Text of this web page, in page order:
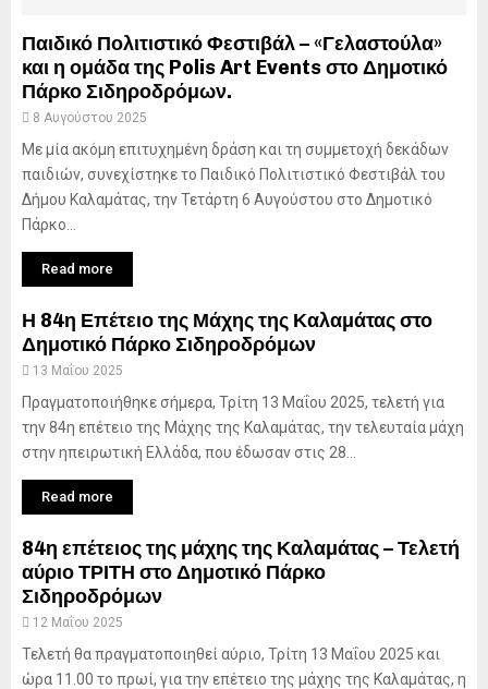
Παιδικό Πολιτιστικό Φεστιβάλ – «Γελαστούλα»
και η ομάδα της Polis Art Events στο Δημοτικό
Πάρκο Σιδηροδρόμων.
8 Αυγούστου 2025
Με μία ακόμη επιτυχημένη δράση και τη συμμετοχή δεκάδων
παιδιών, συνεχίστηκε το Παιδικό Πολιτιστικό Φεστιβάλ του
Δήμου Καλαμάτας, την Τετάρτη 6 Αυγούστου στο Δημοτικό
Πάρκο...
Read more
Η 84η Επέτειο της Μάχης της Καλαμάτας στο
Δημοτικό Πάρκο Σιδηροδρόμων
13 Μαΐου 2025
Πραγματοποιήθηκε σήμερα, Τρίτη 13 Μαΐου 2025, τελετή για
την 84η επέτειο της Μάχης της Καλαμάτας, την τελευταία μάχη
στην ηπειρωτική Ελλάδα, που έδωσαν στις 28...
Read more
84η επέτειος της μάχης της Καλαμάτας – Τελετή
αύριο ΤΡΙΤΗ στο Δημοτικό Πάρκο
Σιδηροδρόμων
12 Μαΐου 2025
Τελετή θα πραγματοποιηθεί αύριο, Τρίτη 13 Μαΐου 2025 και
ώρα 11.00 το πρωί, για την επέτειο της μάχης της Καλαμάτας, η